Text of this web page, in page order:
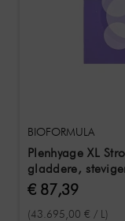
BIOFORMULA
Plenhyage XL
gladdere,
huid 2 ml
€ 87,39
(43.695,00 € / L)